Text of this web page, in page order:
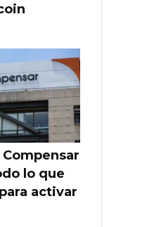
lo que
activar